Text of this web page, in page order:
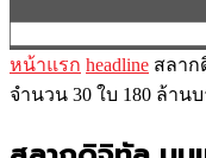
หน้าแรก headline สลาก
จำนวน 30 ใบ 180 ล้าน